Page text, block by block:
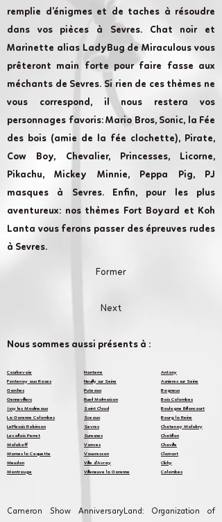
remplie d’énigmes et de taches à résoudre
dans vos pièces à Sevres. Chat noir et
Marinette alias LadyBug de Miraculous vous
prêteront main forte pour faire fasse aux
méchants de Sevres. Si rien de ces thèmes ne
vous correspond, il nous restera vos
personnages favoris: Mario Bros, Sonic, la Fée
des bois (amie de la fée clochette), Pirate,
Cow Boy, Chevalier, Princesses, Licorne,
Pikachu, Mickey Minnie, Peppa Pig, PJ
masques à Sevres. Enfin, pour les plus
aventureux: nos thèmes Fort Boyard et Koh
Lanta vous ferons passer des épreuves rudes
à Sevres.
Former
Next
Nous sommes aussi présents à :
​Courbevoie
Fontenay aux Roses
Garches
Gennevilliers
Issy les Moulineaux
La Garenne Colombes
LePlessis Robinson
Levallois Perret
Malakoff
Marnes la Coquette
Meudon
Montrouge
Nanterre
Neuilly sur Seine
Puteaux
Rueil Malmaison
Saint Cloud
Sceaux
Sevres
Suresnes
Vanves
Vaucresson
Ville d'Avray
Villeneuve la Garenne
Antony
Asnieres sur Seine
Bagneux
Bois Colombes
Boulogne Billancourt
Bourg la Reine
Chatenay Malabry
Chatillon
Chaville
Clamart
Clichy
Colombes
Cameron Show AnniversaryLand: Organization of